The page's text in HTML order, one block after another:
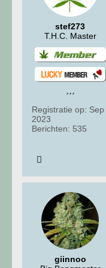
stef273
T.H.C. Master
Registratie op: Sep
2023
Berichten: 535
giinnoo